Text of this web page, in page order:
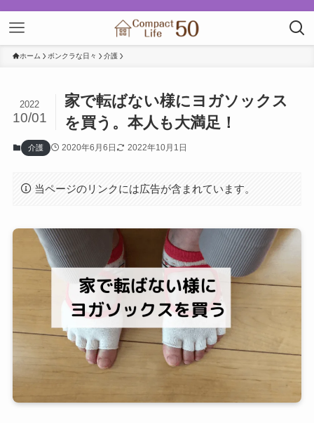
ホーム ボンクラな日々 介護
家で転ばない様にヨガソックス
を買う。本人も大満足！
2022
10/01
介護 2020年6月6日 2022年10月1日
当ページのリンクには広告が含まれています。